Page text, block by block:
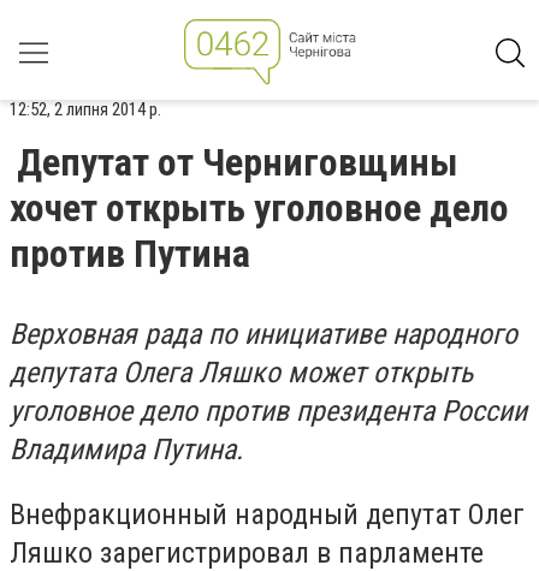
12:52, 2 липня 2014 р.
Депутат от Черниговщины
хочет открыть уголовное дело
против Путина
Верховная рада по инициативе народного
депутата Олега Ляшко может открыть
уголовное дело против президента России
Владимира Путина.
Внефракционный народный депутат Олег
Ляшко зарегистрировал в парламенте